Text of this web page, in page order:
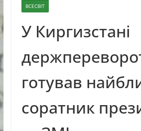
ВСЕСВІТ
У Киргизстані
готував
соратник